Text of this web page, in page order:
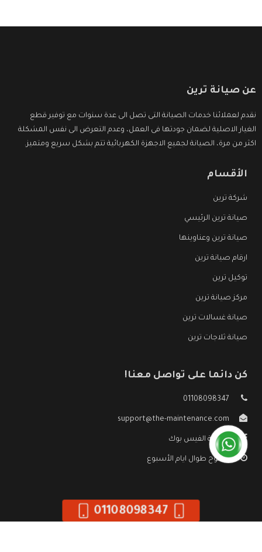
عن صيانة ترين
نقدم لعملائنا خدمات الصيانة التى تصل الى عدة سنوات مع توفير قطع
الغيار الاصلية لضمان جودتها فى العمل، وعدم التعرض الى نفس المشكلة
اكثر من مرة، الصيانة لجميع الاجهزة الكهربائية تتم بشكل سريع ومتميز.
الأقسام
شركة ترين
صيانة ترين الرئيسي
صيانة ترين وعناوينها
ارقام صيانة ترين
توكيل ترين
مركز صيانة ترين
صيانة غسالات ترين
صيانة ثلاجات ترين
كن دائما على تواصل معنا!
01108098347
support@the-maintenance.com
صفحة الفيس بوك
مفتوح طوال ايام الأسبوع
01108098347